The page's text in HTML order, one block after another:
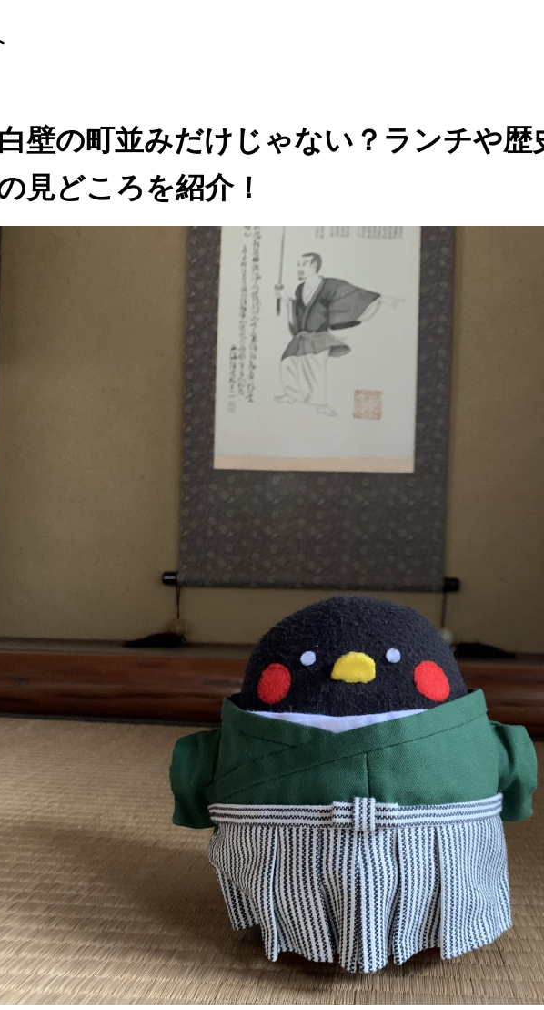
壁の町並みだけじゃない？ランチや
見どころを紹介！